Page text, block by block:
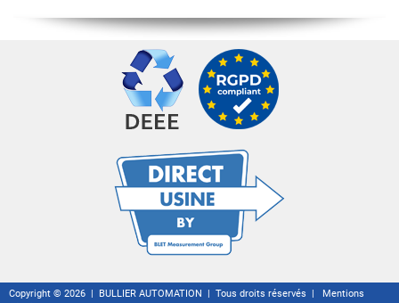
Copyright © 2026 | BULLIER AUTOMATION | Tous droits réservés | Mentions